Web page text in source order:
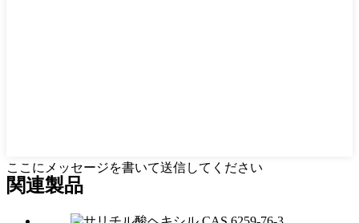
ここにメッセージを書いて送信してください
関連製品